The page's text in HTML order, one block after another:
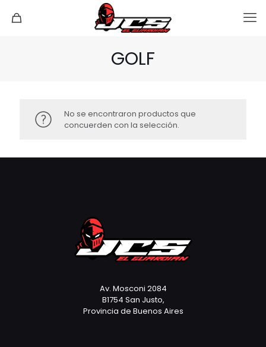
GOLF
No se encontraron productos que
concuerden con la selección.
Av. Mosconi 2084
B1754 San Justo,
Provincia de Buenos Aires